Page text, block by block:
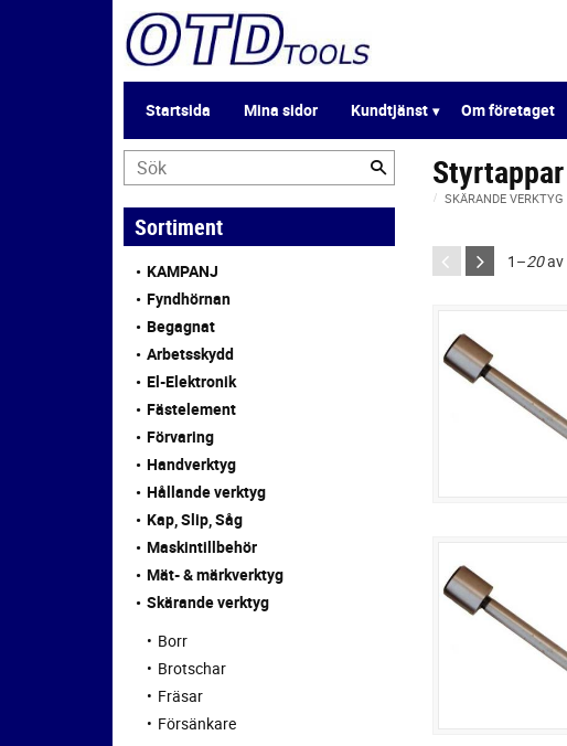
Startsida Mina sidor Kundtjänst Om företaget
Styrtappar
SKÄRANDE VERKTYG
1–20av
Sortiment
KAMPANJ
Fyndhörnan
Begagnat
Arbetsskydd
El-Elektronik
Fästelement
Förvaring
Handverktyg
Hållande verktyg
Kap, Slip, Såg
Maskintillbehör
Mät- & märkverktyg
Skärande verktyg
Borr
Brotschar
Fräsar
Försänkare